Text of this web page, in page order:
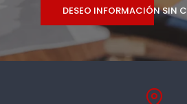
DESEO INFORMACIÓN SIN